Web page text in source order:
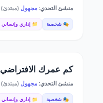
منشئ التحدي:مجهول (مبتدئ)
🎭 شخصية 📁 إداري وإنساني
كم عمرك الافتراضي
منشئ التحدي:مجهول (مبتدئ)
🎭 شخصية 📁 إداري وإنساني